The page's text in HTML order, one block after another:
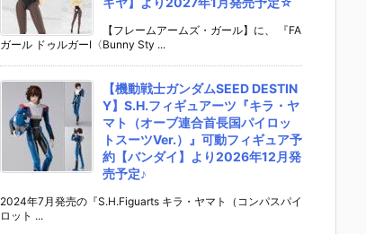
【フレームアームズ・ガール】に、 『FA
ガール ドゥルガーI〈Bunny Sty ...
【機動戦士ガンダムSEED DESTIN
Y】S.H.フィギュアーツ『キラ・ヤ
マト（オーブ連合首長国パイロッ
トスーツVer.）』可動フィギュア予
約【バンダイ】より2026年12月発
売予定♪
2024年7月発売の『S.H.Figuarts キラ・ヤマト（コンパスパイ
ロット ...